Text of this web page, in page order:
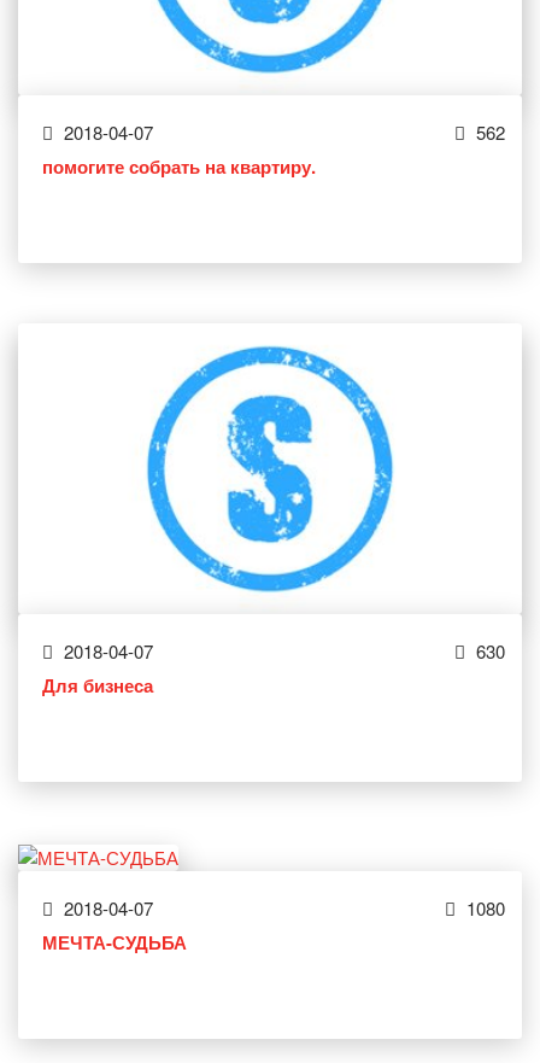
2018-04-07 562
помогите собрать на квартиру.
2018-04-07 630
Для бизнеса
2018-04-07 1080
МЕЧТА-СУДЬБА